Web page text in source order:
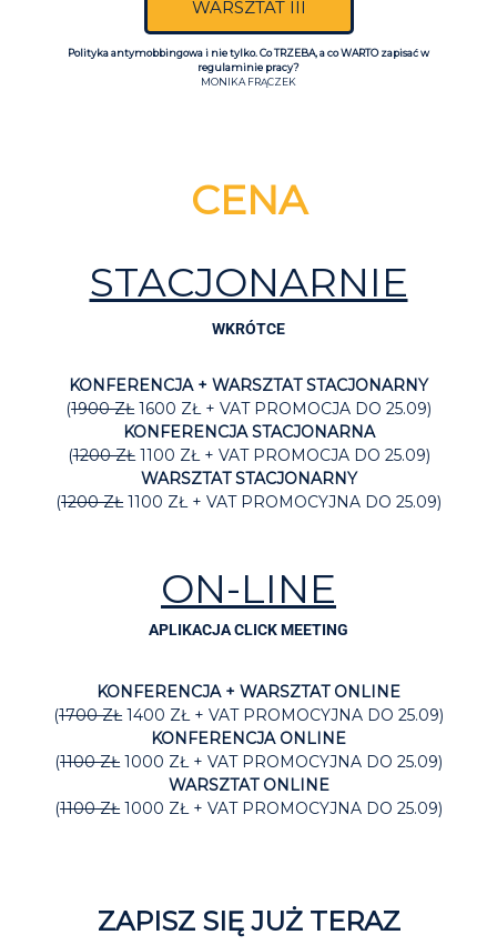
WARSZTAT III
Polityka antymobbingowa i nie tylko. Co TRZEBA, a co WARTO zapisać w
regulaminie pracy?
MONIKA FRĄCZEK
CENA
STACJONARNIE
WKRÓTCE
KONFERENCJA + WARSZTAT STACJONARNY
(1900 ZŁ1600 ZŁ + VAT PROMOCJA DO 25.09)
KONFERENCJA STACJONARNA
(1200 ZŁ1100 ZŁ + VAT PROMOCJA DO 25.09)
WARSZTAT STACJONARNY
(1200 ZŁ1100 ZŁ + VAT PROMOCYJNA DO 25.09)
ON-LINE
APLIKACJA CLICK MEETING
KONFERENCJA + WARSZTAT ONLINE
(1700 ZŁ1400 ZŁ + VAT PROMOCYJNA DO 25.09)
KONFERENCJA ONLINE
(1100 ZŁ1000 ZŁ + VAT PROMOCYJNA DO 25.09)
WARSZTAT ONLINE
(1100 ZŁ1000 ZŁ + VAT PROMOCYJNA DO 25.09)
ZAPISZ SIĘ JUŻ TERAZ